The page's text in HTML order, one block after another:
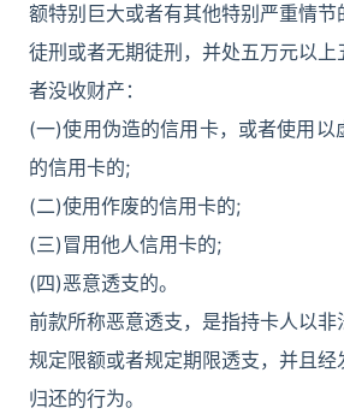
额特别巨大或者有其他特别严重情节
徒刑或者无期徒刑，并处五万元以
者没收财产：
(一)使用伪造的信用卡，或者使用以
的信用卡的;
(二)使用作废的信用卡的;
(三)冒用他人信用卡的;
(四)恶意透支的。
前款所称恶意透支，是指持卡人以非
规定限额或者规定期限透支，并且经
归还的行为。